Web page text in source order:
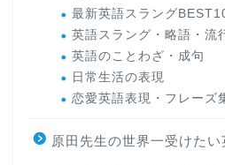
最新英語スラング
英語スラング・略語・流
英語のことわざ・成句
日常生活の表現
恋愛英語表現・フレーズ
原田先生の世界一受けたい